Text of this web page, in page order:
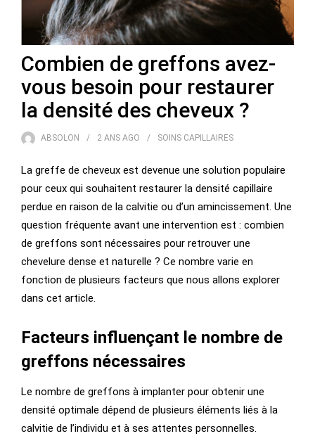
Combien de greffons avez-
vous besoin pour restaurer
la densité des cheveux ?
ABSOLON 2 ANS AGO SOINS CAPILLAIRES
La greffe de cheveux est devenue une solution populaire
pour ceux qui souhaitent restaurer la densité capillaire
perdue en raison de la calvitie ou d’un amincissement. Une
question fréquente avant une intervention est : combien
de greffons sont nécessaires pour retrouver une
chevelure dense et naturelle ? Ce nombre varie en
fonction de plusieurs facteurs que nous allons explorer
dans cet article.
Facteurs influençant le nombre de
greffons nécessaires
Le nombre de greffons à implanter pour obtenir une
densité optimale dépend de plusieurs éléments liés à la
calvitie de l’individu et à ses attentes personnelles.